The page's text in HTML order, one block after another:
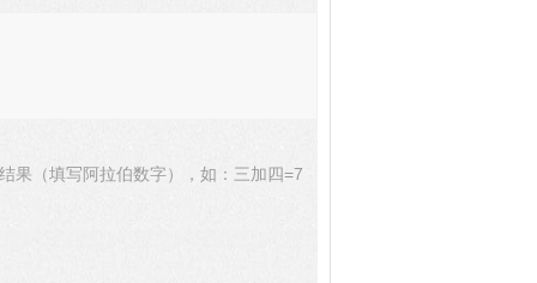
果（填写阿拉伯数字），如：三加四=7